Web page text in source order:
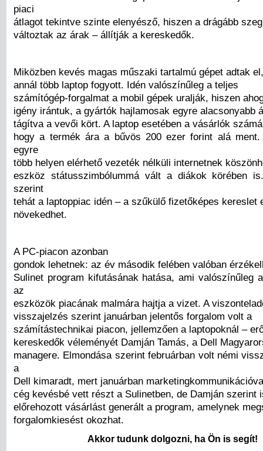
piaci
átlagot tekintve szinte elenyésző, hiszen a drágább
változtak az árak – állítják a kereskedők.
Miközben kevés magas műszaki tartalmú gépet adtak el,
annál több laptop fogyott. Idén valószínűleg a teljes
számítógép-forgalmat a mobil gépek uralják, hiszen
igény irántuk, a gyártók hajlamosak egyre alacsonyabb
tágítva a vevői kört. A laptop esetében a vásárlók
hogy a termék ára a bűvös 200 ezer forint alá
egyre
több helyen elérhető vezeték nélküli internetnek
eszköz státusszimbólummá vált a diákok körében
szerint
tehát a laptoppiac idén – a szűkülő fizetőképes kereslet
növekedhet.
A PC-piacon azonban
gondok lehetnek: az év második felében valóban
Sulinet program kifutásának hatása, ami valószínűleg
az
eszközök piacának malmára hajtja a vizet. A
visszajelzés szerint januárban jelentős forgalom volt a
számítástechnikai piacon, jellemzően a laptopoknál –
kereskedők véleményét Damján Tamás, a Dell
managere. Elmondása szerint februárban volt némi
a
Dell kimaradt, mert januárban
cég kevésbé vett részt a Sulinetben, de Damján szerint
előrehozott vásárlást generált a program, amelynek
forgalomkiesést okozhat.
Akkor tudunk dolgozni, ha Ön is segít!